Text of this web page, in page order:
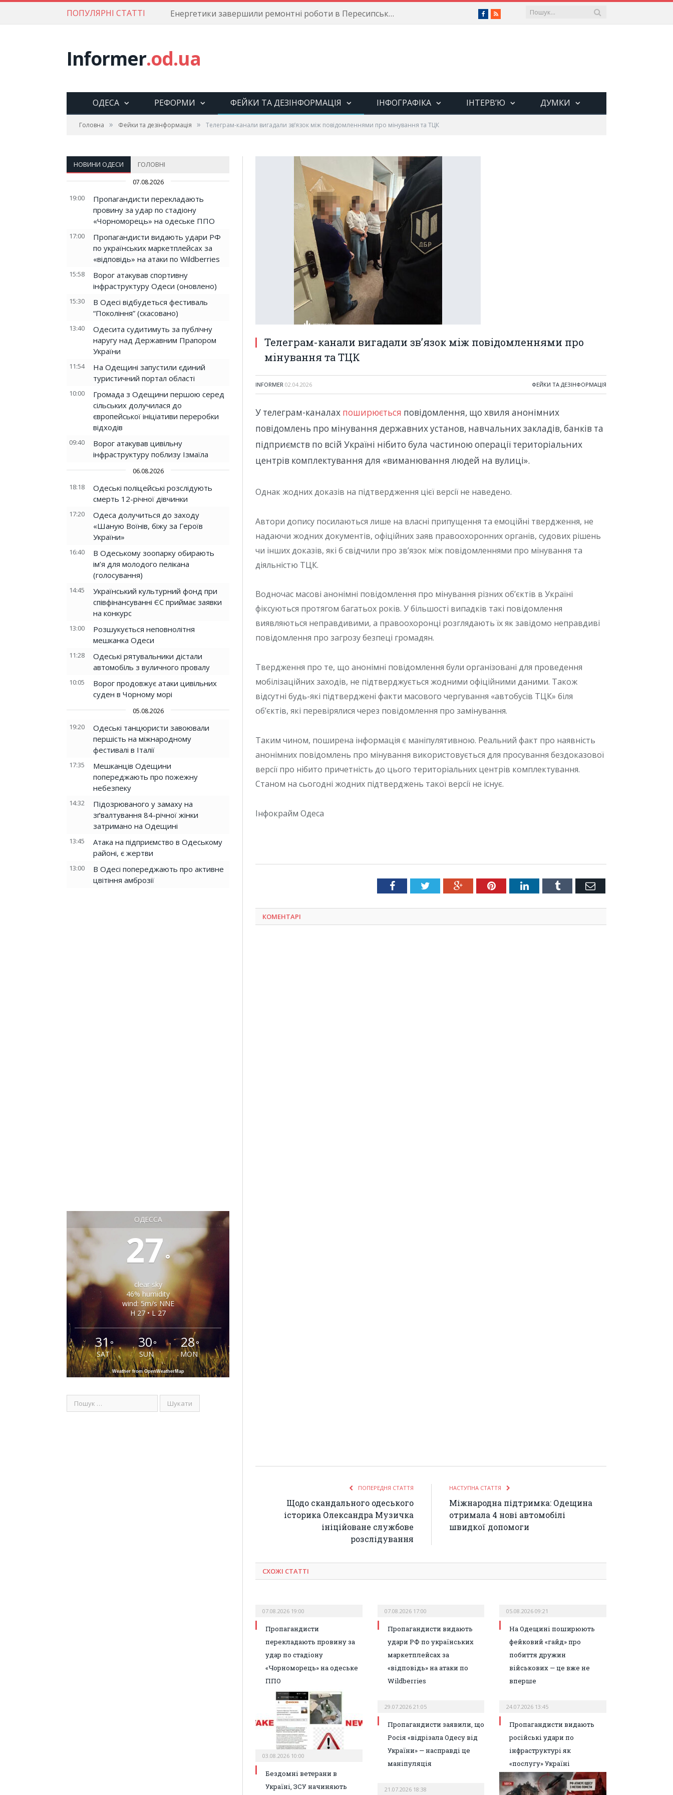
ПОПУЛЯРНІ СТАТТІ Енергетики завершили ремонтні роботи в Пересипському районі Facebook
RSS
Informer.od.ua
ОДЕСА РЕФОРМИ ФЕЙКИ ТА ДЕЗІНФОРМАЦІЯ ІНФОГРАФІКА ІНТЕРВ’Ю ДУМКИ
Головна » Фейки та дезінформація » Телеграм-канали вигадали зв’язок між повідомленнями про мінування та ТЦК
НОВИНИ ОДЕСИ ГОЛОВНІ
07.08.2026
19:00
Пропагандисти перекладають
провину за удар по стадіону
«Чорноморець» на одеське ППО
17:00
Пропагандисти видають удари РФ
по українських маркетплейсах за
«відповідь» на атаки по Wildberries
15:58
Ворог атакував спортивну
інфраструктуру Одеси (оновлено)
15:30
В Одесі відбудеться фестиваль
“Покоління” (скасовано)
13:40
Одесита судитимуть за публічну
наругу над Державним Прапором
України
11:54
На Одещині запустили єдиний
туристичний портал області
10:00
Громада з Одещини першою серед
сільських долучилася до
європейської ініціативи переробки
відходів
09:40
Ворог атакував цивільну
інфраструктуру поблизу Ізмаїла
06.08.2026
18:18
Одеські поліцейські розслідують
смерть 12-річної дівчинки
17:20
Одеса долучиться до заходу
«Шаную Воїнів, біжу за Героїв
України»
16:40
В Одеському зоопарку обирають
ім’я для молодого пелікана
(голосування)
14:45
Український культурний фонд при
співфінансуванні ЄС приймає заявки
на конкурс
13:00
Розшукується неповнолітня
мешканка Одеси
11:28
Одеські рятувальники дістали
автомобіль з вуличного провалу
10:05
Ворог продовжує атаки цивільних
суден в Чорному морі
05.08.2026
19:20
Одеські танцюристи завоювали
першість на міжнародному
фестивалі в Італії
17:35
Мешканців Одещини
попереджають про пожежну
небезпеку
14:32
Підозрюваного у замаху на
зґвалтування 84-річної жінки
затримано на Одещині
13:45
Атака на підприємство в Одеському
районі, є жертви
13:00
В Одесі попереджають про активне
цвітіння амброзії
ОДЕССА
27°
clear sky
46% humidity
wind: 5m/s NNE
H 27 • L 27
31°
SAT
30°
SUN
28°
MON
Weather from OpenWeatherMap
Телеграм-канали вигадали зв’язок між повідомленнями про
мінування та ТЦК
INFORMER 02.04.2026 ФЕЙКИ ТА ДЕЗІНФОРМАЦІЯ
У телеграм-каналах поширюється повідомлення, що хвиля анонімних
повідомлень про мінування державних установ, навчальних закладів, банків та
підприємств по всій Україні нібито була частиною операції територіальних
центрів комплектування для «виманювання людей на вулиці».
Однак жодних доказів на підтвердження цієї версії не наведено.
Автори допису посилаються лише на власні припущення та емоційні твердження, не
надаючи жодних документів, офіційних заяв правоохоронних органів, судових рішень
чи інших доказів, які б свідчили про зв’язок між повідомленнями про мінування та
діяльністю ТЦК.
Водночас масові анонімні повідомлення про мінування різних об’єктів в Україні
фіксуються протягом багатьох років. У більшості випадків такі повідомлення
виявляються неправдивими, а правоохоронці розглядають їх як завідомо неправдиві
повідомлення про загрозу безпеці громадян.
Твердження про те, що анонімні повідомлення були організовані для проведення
мобілізаційних заходів, не підтверджується жодними офіційними даними. Також
відсутні будь-які підтверджені факти масового чергування «автобусів ТЦК» біля
об’єктів, які перевірялися через повідомлення про замінування.
Таким чином, поширена інформація є маніпулятивною. Реальний факт про наявність
анонімних повідомлень про мінування використовується для просування бездоказової
версії про нібито причетність до цього територіальних центрів комплектування.
Станом на сьогодні жодних підтверджень такої версії не існує.
Інфокрайм Одеса
FacebookTwitter Google+PinterestLinkedInTumblr Емейл
КОМЕНТАРІ
ПОПЕРЕДНЯ СТАТТЯ
Щодо скандального одеського
історика Олександра Музичка
ініційоване службове
розслідування
НАСТУПНА СТАТТЯ
Міжнародна підтримка: Одещина
отримала 4 нові автомобілі
швидкої допомоги
СХОЖІ СТАТТІ
07.08.2026 19:00
Пропагандисти
перекладають провину за
удар по стадіону
«Чорноморець» на одеське
ППО
07.08.2026 17:00
Пропагандисти видають
удари РФ по українських
маркетплейсах за
«відповідь» на атаки по
Wildberries
05.08.2026 09:21
На Одещині поширюють
фейковий «гайд» про
побиття дружин
військових — це вже не
вперше
03.08.2026 10:00
Бездомні ветерани в
Україні, ЗСУ начиняють
29.07.2026 21:05
Пропагандисти заявили, що
Росія «відрізала Одесу від
України» — насправді це
маніпуляція
24.07.2026 13:45
Пропагандисти видають
російські удари по
інфраструктурі як
«послугу» Україні
21.07.2026 18:38